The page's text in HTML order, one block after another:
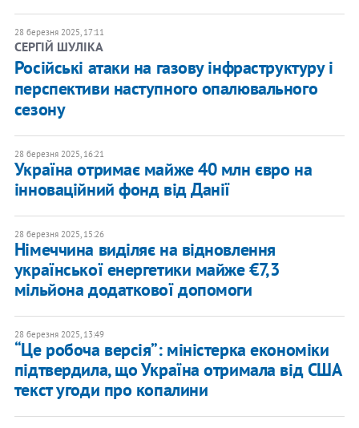
28 березня 2025, 17:11
СЕРГІЙ ШУЛІКА
Російські атаки на газову інфраструктуру і
перспективи наступного опалювального
сезону
28 березня 2025, 16:21
Україна отримає майже 40 млн євро на
інноваційний фонд від Данії
28 березня 2025, 15:26
Німеччина виділяє на відновлення
української енергетики майже €7,3
мільйона додаткової допомоги
28 березня 2025, 13:49
“Це робоча версія”: міністерка економіки
підтвердила, що Україна отримала від США
текст угоди про копалини